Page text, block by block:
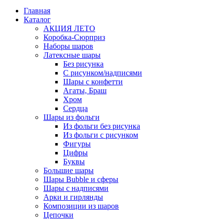
Главная
Каталог
АКЦИЯ ЛЕТО
Коробка-Сюрприз
Наборы шаров
Латексные шары
Без рисунка
С рисунком/надписями
Шары с конфетти
Агаты, Браш
Хром
Сердца
Шары из фольги
Из фольги без рисунка
Из фольги с рисунком
Фигуры
Цифры
Буквы
Большие шары
Шары Bubble и сферы
Шары с надписями
Арки и гирлянды
Композиции из шаров
Цепочки